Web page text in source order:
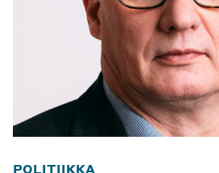
POLITIIKKA